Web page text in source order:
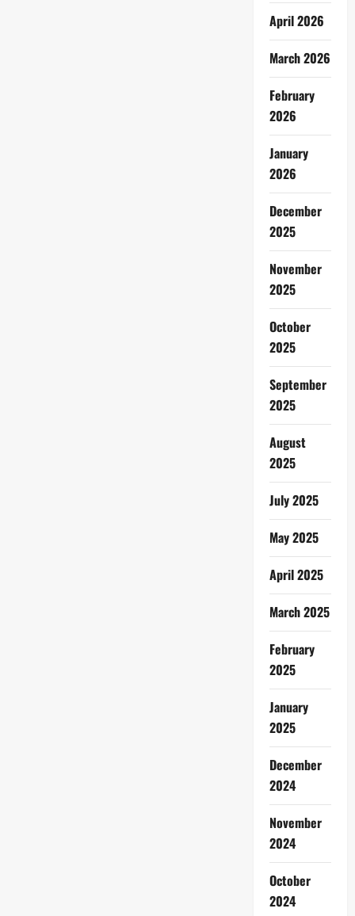
April 2026
March 2026
February
2026
January
2026
December
2025
November
2025
October
2025
September
2025
August
2025
July 2025
May 2025
April 2025
March 2025
February
2025
January
2025
December
2024
November
2024
October
2024